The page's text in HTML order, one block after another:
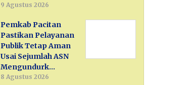
9 Agustus 2026
Pemkab Pacitan
Pastikan Pelayanan
Publik Tetap Aman
Usai Sejumlah ASN
Mengundurk…
8 Agustus 2026